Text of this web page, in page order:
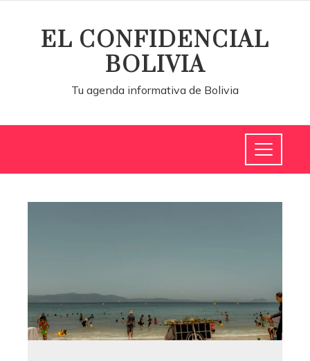
EL CONFIDENCIAL
BOLIVIA
Tu agenda informativa de Bolivia